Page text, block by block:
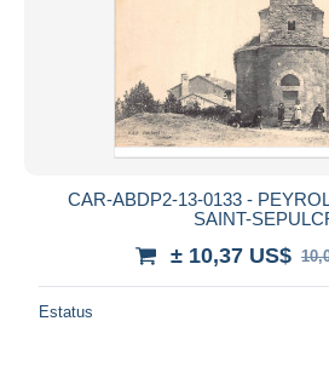
CAR-ABDP2-13-0133 -
SAINT-
± 10,37 US$
Estatus